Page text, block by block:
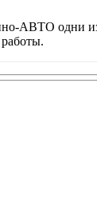
АВТО одни